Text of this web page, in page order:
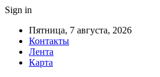
Sign in
Пятница, 7 августа, 2026
Контакты
Лента
Карта